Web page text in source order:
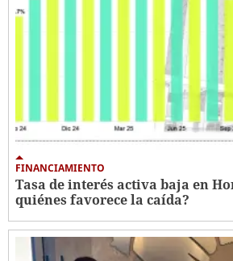
FINANCIAMIENTO
Tasa de interés activa baja en
quiénes favorece la caída?